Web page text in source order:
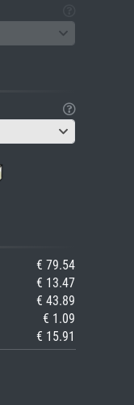
€ 79.54
€ 13.47
€ 43.89
€ 1.09
€ 15.91